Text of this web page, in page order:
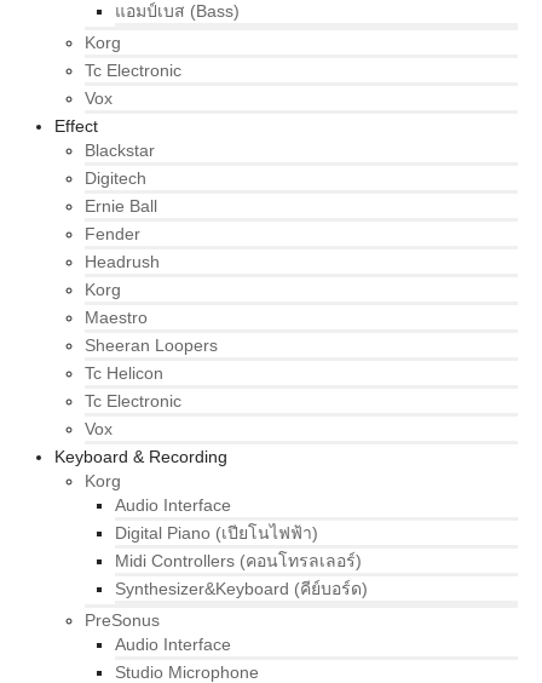
แอมป์เบส (Bass)
Korg
Tc Electronic
Vox
Effect
Blackstar
Digitech
Ernie Ball
Fender
Headrush
Korg
Maestro
Sheeran Loopers
Tc Helicon
Tc Electronic
Vox
Keyboard & Recording
Korg
Audio Interface
Digital Piano (เปียโนไฟฟ้า)
Midi Controllers (คอนโทรลเลอร์)
Synthesizer&Keyboard (คีย์บอร์ด)
PreSonus
Audio Interface
Studio Microphone